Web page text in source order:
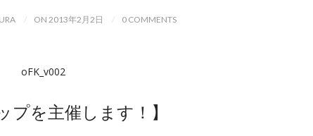
ON 2013年2月2日 0 COMMENTS
プを主催します！】